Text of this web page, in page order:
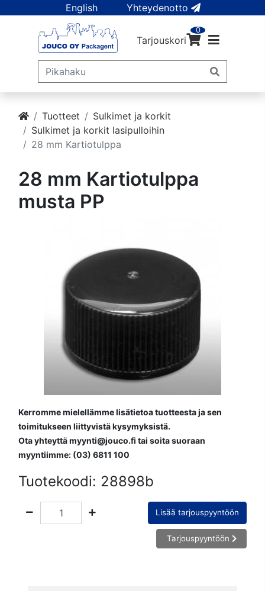
English Yhteydenotto
Tarjouskori
0
Tuotteet
Sulkimet ja korkit
Sulkimet ja korkit lasipulloihin
28 mm Kartiotulppa
28 mm Kartiotulppa
musta PP
Kerromme mielellämme lisätietoa tuotteesta ja sen
toimitukseen liittyvistä kysymyksistä.
Ota yhteyttä myynti@jouco.fi tai soita suoraan
myyntiimme: (03) 6811 100
Tuotekoodi: 28898b
Lisää tarjouspyyntöön
Tarjouspyyntöön